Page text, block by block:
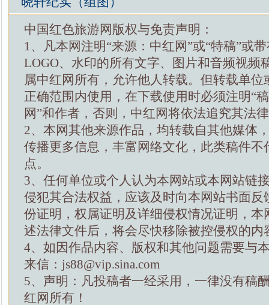
中国红色旅游网版权与免责声明：
1、凡本网注明“来源：中红网”或“特稿”或
LOGO、水印的所有文字、图片和音频视频
属中红网所有，允许他人转载。但转载单位
正确范围内使用，在下载使用时必须注明“
网”和作者，否则，中红网将依法追究其法
2、本网其他来源作品，均转载自其他媒体
传播更多信息，丰富网络文化，此类稿件不
点。
3、任何单位或个人认为本网站或本网站链
侵犯其合法权益，应该及时向本网站书面反
份证明，权属证明及详细侵权情况证明，本
述法律文件后，将会尽快移除被控侵权的内
4、如因作品内容、版权和其他问题需要与
来信：js88@vip.sina.com
5、声明：凡投稿者一经采用，一律没有稿
红网所有！